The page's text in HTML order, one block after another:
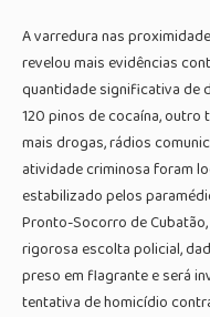
A varredura nas
revelou mais evidências
quantidade significativa de
120 pinos de cocaína, outro
mais drogas, rádios
atividade criminosa foram
estabilizado pelos
Pronto-Socorro de
rigorosa escolta policial,
preso em flagrante e será
tentativa de homicídio